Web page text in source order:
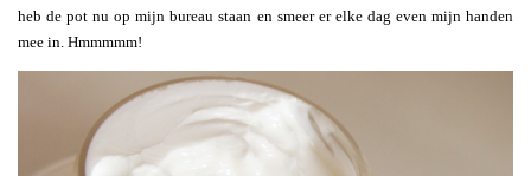
heb de pot nu op mijn bureau staan en smeer er elke dag even mijn handen
mee in. Hmmmmm!